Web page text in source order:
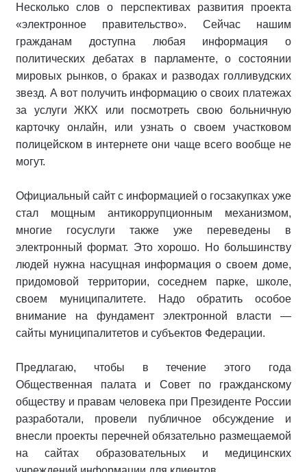
Несколько слов о перспективах развития проекта
«электронное правительство». Сейчас нашим
гражданам доступна любая информация о
политических дебатах в парламенте, о состоянии
мировых рынков, о браках и разводах голливудских
звезд. А вот получить информацию о своих платежах
за услуги ЖКХ или посмотреть свою больничную
карточку онлайн, или узнать о своем участковом
полицейском в интернете они чаще всего вообще не
могут.
Официальный сайт с информацией о госзакупках уже
стал мощным антикоррупционным механизмом,
многие госуслуги также уже переведены в
электронный формат. Это хорошо. Но большинству
людей нужна насущная информация о своем доме,
придомовой территории, соседнем парке, школе,
своем муниципалитете. Надо обратить особое
внимание на фундамент электронной власти —
сайты муниципалитетов и субъектов Федерации.
Предлагаю, чтобы в течение этого года
Общественная палата и Совет по гражданскому
обществу и правам человека при Президенте России
разработали, провели публичное обсуждение и
внесли проекты перечней обязательно размещаемой
на сайтах образовательных и медицинских